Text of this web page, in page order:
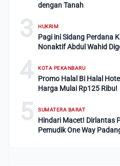
dengan Tanah
3 HUKRIM
Pagi ini Sidang Perdana
Nonaktif Abdul Wahid
4 KOTA PEKANBARU
Promo Halal Bi Halal
Harga Mulai Rp125 Ribu!
5 SUMATERA BARAT
Hindari Macet! Dirlantas
Pemudik One Way